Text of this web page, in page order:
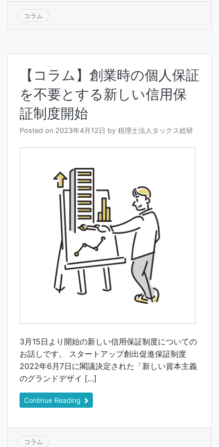
コラム
【コラム】創業時の個人保証
を不要とする新しい信用保
証制度開始
Posted on 2023年4月12日 by 税理士法人タックス総研
3月15日より開始の新しい信用保証制度についての
お話しです。 スタートアップ創出促進保証制度
2022年6月7日に閣議決定された「新しい資本主義
のグランドデザイ […]
Continue Reading
コラム